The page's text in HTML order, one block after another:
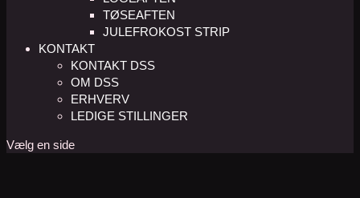
TØSEAFTEN
JULEFROKOST STRIP
KONTAKT
KONTAKT DSS
OM DSS
ERHVERV
LEDIGE STILLINGER
Vælg en side